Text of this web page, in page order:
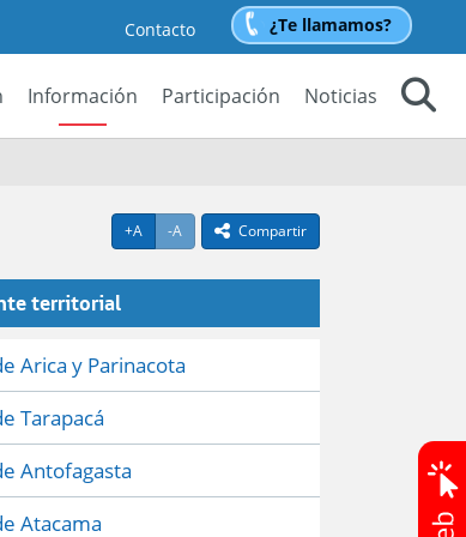
Contacto ¿Te llamamos?
Información Participación
Noticias
+AAgrandar texto
-AAchicar textoicono compartir
Compartir
territorial
Arica y Parinacota
Tarapacá
Antofagasta
Atacama